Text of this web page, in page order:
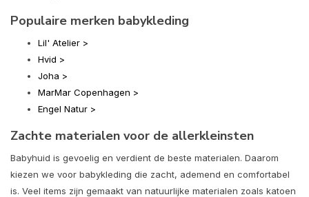
Populaire merken babykleding
Lil' Atelier >
Hvid >
Joha >
MarMar Copenhagen >
Engel Natur >
Zachte materialen voor de allerkleinsten
Babyhuid is gevoelig en verdient de beste materialen. Daarom
kiezen we voor babykleding die zacht, ademend en comfortabel
is. Veel items zijn gemaakt van natuurlijke materialen zoals katoen